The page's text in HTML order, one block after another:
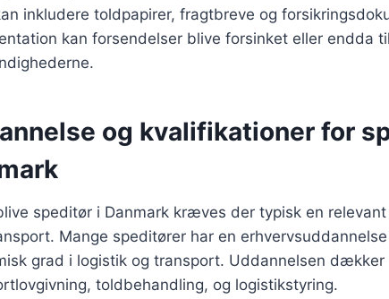
inkludere toldpapirer, fragtbreve og
kan forsendelser blive forsinket eller endda
og kvalifikationer for
speditør i Danmark kræves der typisk en
Mange speditører har en
grad i logistik og transport. Uddannelsen dækker
toldbehandling, og logistikstyring.